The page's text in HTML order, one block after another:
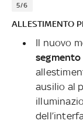
5/6
ALLESTIMENTO
Il nuovo
ausilio al